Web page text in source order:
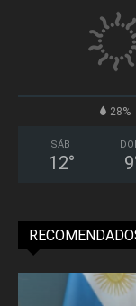
28%
SÁB
12° 9